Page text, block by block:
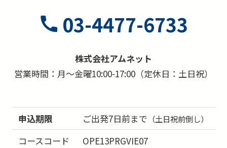
03-4477-6733
株式会社アムネット
営業時間：月～金曜10:00-17:00（定休日：土日祝）
申込期限 ご出発7日前まで （土日祝前倒し）
コースコード OPE13PRGVIE07